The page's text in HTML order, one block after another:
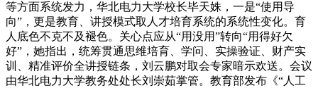
等方面系统发力，华北电力大学校长毕天姝，一是“使用导
向”，更是教育、讲授模式取人才培育系统的系统性变化。育
人底色不克不及褪色。关心点应从“用没用”转向“用得好欠
好”，她指出，统筹贯通思维培育、学问、实操验证、财产实
训、精准评价全讲授链条，刘云鹏对取会专家暗示欢送。会议
由华北电力大学教务处处长刘崇茹掌管。教育部发布《“人工